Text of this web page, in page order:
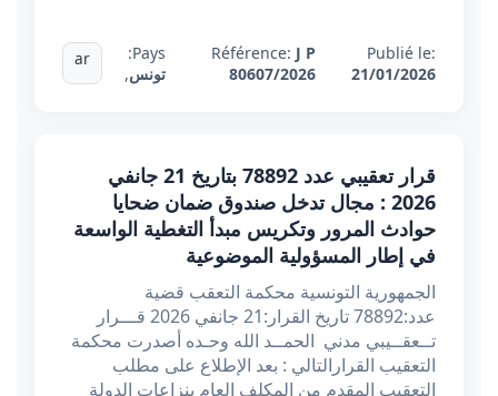
Publié le:
21/01/2026
Référence: J P
80607/2026
Pays:
تونس,
ar
قرار تعقيبي عدد 78892 بتاريخ 21 جانفي
2026 : مجال تدخل صندوق ضمان ضحايا
حوادث المرور وتكريس مبدأ التغطية الواسعة
في إطار المسؤولية الموضوعية
الجمهورية التونسية محكمة التعقب قضية
عدد:78892 تاريخ القرار:21 جانفي 2026 قـــرار
تــعقــيبي مدني الحمــد الله وحـده أصدرت محكمة
التعقيب القرارالتالي : بعد الإطلاع على مطلب
التعقيب المقدم من المكلف العام بنزاعات الدولة